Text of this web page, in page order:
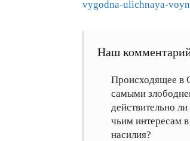
vygodna-ulichnaya-
Наш
Происходящее в
самыми
действительно
чьим интересам
насилия?